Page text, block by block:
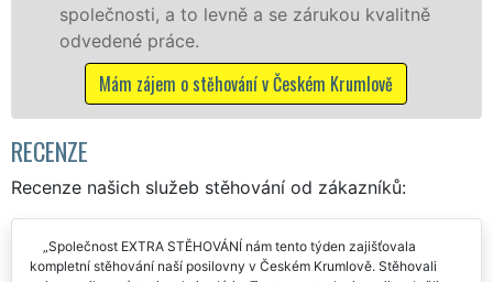
kvalitně
franchisové sítě EXTRA
včetně víkendů a svátků bez
Mám zájem o stěhovací služby v
RECENZE
Recenze našich služeb stěhování od zákazníků:
Společnost EXTRA STĚHOVÁNÍ nám tento týden zajišťovala